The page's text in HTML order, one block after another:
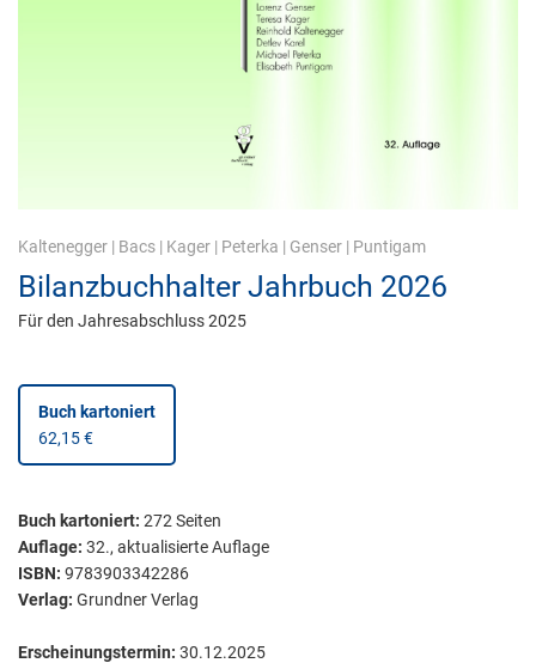
Kaltenegger | Bacs | Kager | Peterka | Genser | Puntigam
Bilanzbuchhalter Jahrbuch 2026
Für den Jahresabschluss 2025
Buch kartoniert
62,15 €
Buch kartoniert: 272 Seiten
Auflage: 32., aktualisierte Auflage
ISBN: 9783903342286
Verlag: Grundner Verlag
Erscheinungstermin: 30.12.2025